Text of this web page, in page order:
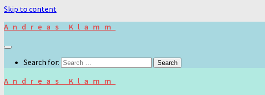
Skip to content
Andreas Klamm
Search for:
Andreas Klamm